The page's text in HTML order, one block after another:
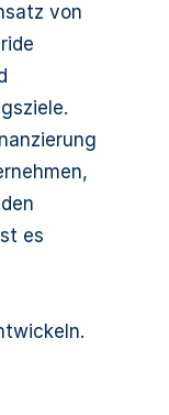
von
es